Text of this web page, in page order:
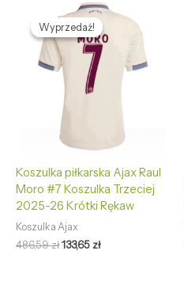
Wyprzedaż!
Wyprzedaż!
Koszulka piłkarska Ajax Raul
Moro #7 Koszulka Trzeciej
2025-26 Krótki Rękaw
Koszulka Ajax
486,59zł
Pierwotna
cena
wynosiła:
486,59 zł.
133,65 zł
Aktualna
cena
wynosi:
133,65 zł.